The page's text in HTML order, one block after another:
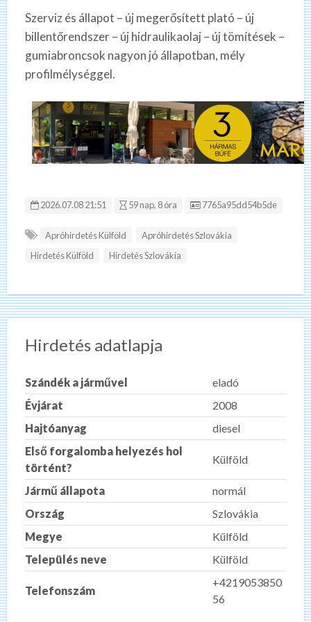
Szerviz és állapot – új megerősített plató – új
billentőrendszer – új hidraulikaolaj – új tömítések –
gumiabroncsok nagyon jó állapotban, mély
profilmélységgel.
2026.07.08 21:51 59 nap, 8 óra Hirdetés ID:
7765a95dd54b5de
Apróhirdetés Külföld
Apróhirdetés Szlovákia
Hirdetés Külföld
Hirdetés Szlovákia
Hirdetés adatlapja
Szándék a járművel
eladó
Évjárat
2008
Hajtóanyag
diesel
Első forgalomba helyezés hol
történt?
Külföld
Jármű állapota
normál
Ország
Szlovákia
Megye
Külföld
Település neve
Külföld
Telefonszám
+4219053850
56